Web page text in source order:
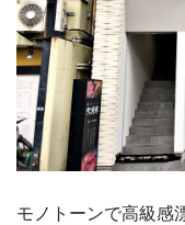
モノトーンで高級感